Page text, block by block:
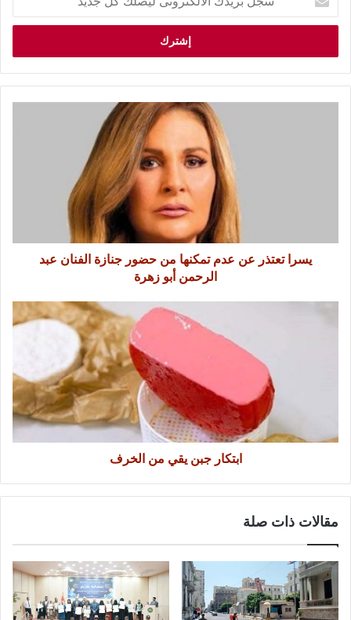
يسرا تعتذر عن عدم تمكنها من حضور جنازة الفنان عبد
الرحمن أبو زهرة
ابتكار جبن يقي من الخرف
مقالات ذات صلة